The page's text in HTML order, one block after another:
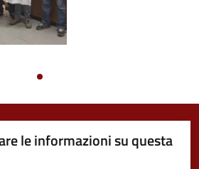
le informazioni su questa